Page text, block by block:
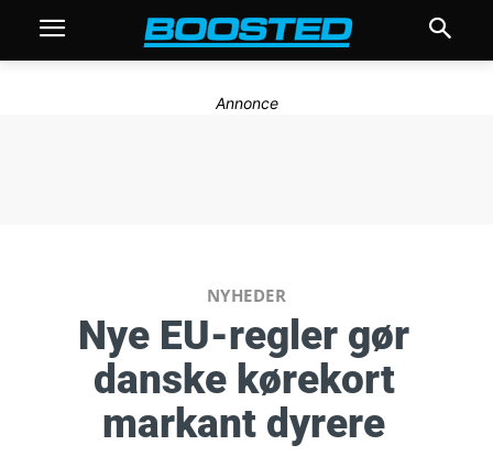
Annonce
NYHEDER
Nye EU-regler gør
danske kørekort
markant dyrere